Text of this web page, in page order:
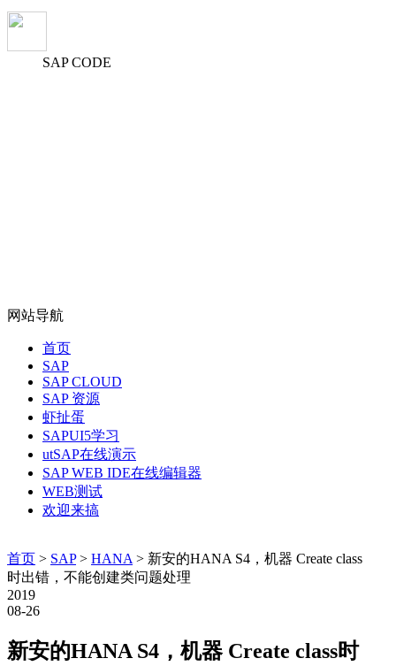
SAP CODE
网站导航
首页
SAP
SAP CLOUD
SAP 资源
虾扯蛋
SAPUI5学习
utSAP在线演示
SAP WEB IDE在线编辑器
WEB测试
欢迎来搞
首页 > SAP> HANA > 新安的HANA S4，机器 Create class
时出错，不能创建类问题处理
2019
08-26
新安的HANA S4，机器 Create class时